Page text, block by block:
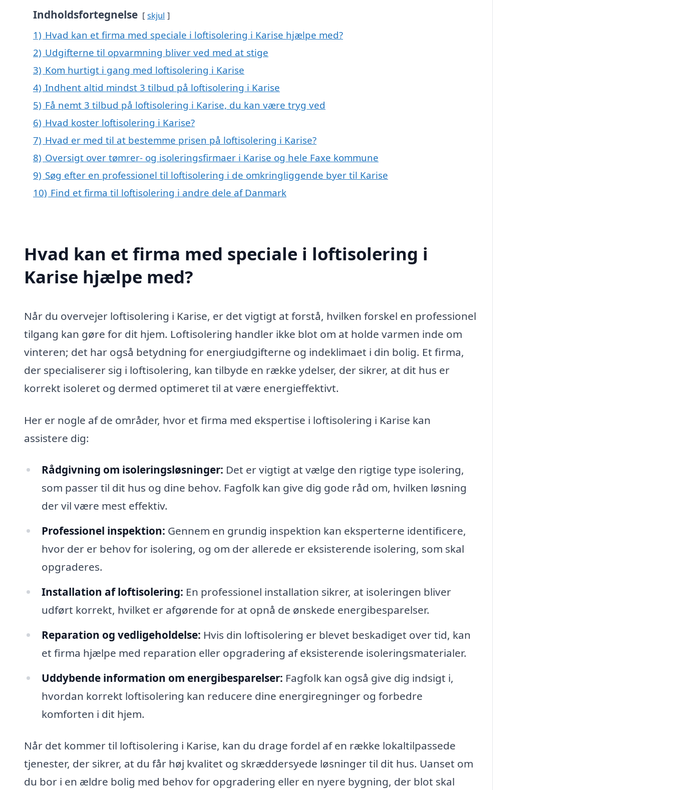
Indholdsfortegnelse skjul
1) Hvad kan et firma med speciale i loftisolering i Karise hjælpe med?
2) Udgifterne til opvarmning bliver ved med at stige
3) Kom hurtigt i gang med loftisolering i Karise
4) Indhent altid mindst 3 tilbud på loftisolering i Karise
5) Få nemt 3 tilbud på loftisolering i Karise, du kan være tryg ved
6) Hvad koster loftisolering i Karise?
7) Hvad er med til at bestemme prisen på loftisolering i Karise?
8) Oversigt over tømrer- og isoleringsfirmaer i Karise og hele Faxe kommune
9) Søg efter en professionel til loftisolering i de omkringliggende byer til Karise
10) Find et firma til loftisolering i andre dele af Danmark
Hvad kan et firma med speciale i loftisolering i
Karise hjælpe med?
Når du overvejer loftisolering i Karise, er det vigtigt at forstå, hvilken forskel en professionel
tilgang kan gøre for dit hjem. Loftisolering handler ikke blot om at holde varmen inde om
vinteren; det har også betydning for energiudgifterne og indeklimaet i din bolig. Et firma,
der specialiserer sig i loftisolering, kan tilbyde en række ydelser, der sikrer, at dit hus er
korrekt isoleret og dermed optimeret til at være energieffektivt.
Her er nogle af de områder, hvor et firma med ekspertise i loftisolering i Karise kan
assistere dig:
Rådgivning om isoleringsløsninger: Det er vigtigt at vælge den rigtige type isolering,
som passer til dit hus og dine behov. Fagfolk kan give dig gode råd om, hvilken løsning
der vil være mest effektiv.
Professionel inspektion: Gennem en grundig inspektion kan eksperterne identificere,
hvor der er behov for isolering, og om der allerede er eksisterende isolering, som skal
opgraderes.
Installation af loftisolering: En professionel installation sikrer, at isoleringen bliver
udført korrekt, hvilket er afgørende for at opnå de ønskede energibesparelser.
Reparation og vedligeholdelse: Hvis din loftisolering er blevet beskadiget over tid, kan
et firma hjælpe med reparation eller opgradering af eksisterende isoleringsmaterialer.
Uddybende information om energibesparelser: Fagfolk kan også give dig indsigt i,
hvordan korrekt loftisolering kan reducere dine energiregninger og forbedre
komforten i dit hjem.
Når det kommer til loftisolering i Karise, kan du drage fordel af en række lokaltilpassede
tjenester, der sikrer, at du får høj kvalitet og skræddersyede løsninger til dit hus. Uanset om
du bor i en ældre bolig med behov for opgradering eller en nyere bygning, der blot skal